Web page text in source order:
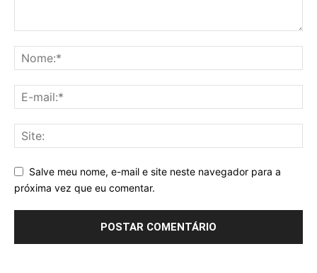
Salve meu nome, e-mail e site neste navegador para a
próxima vez que eu comentar.